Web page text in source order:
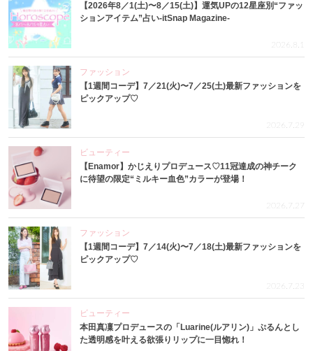
【2026年8／1(土)〜8／15(土)】運気UPの12星座別“ファッ
ションアイテム”占い-itSnap Magazine-
2026.8.1
ファッション
【1週間コーデ】7／21(火)〜7／25(土)最新ファッションを
ピックアップ♡
2026.7.29
ビューティー
【Enamor】かじえりプロデュース♡11冠達成の神チーク
に待望の限定“ミルキー血色”カラーが登場！
2026.7.27
ファッション
【1週間コーデ】7／14(火)〜7／18(土)最新ファッションを
ピックアップ♡
2026.7.23
ビューティー
本田真凜プロデュースの「Luarine(ルアリン)」ぷるんとし
た透明感を叶える欲張りリップに一目惚れ！